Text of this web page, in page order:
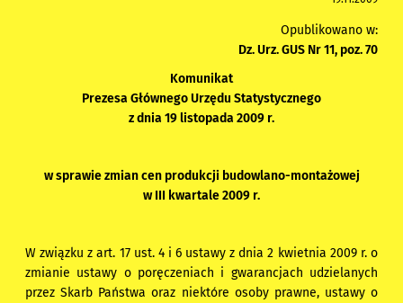
Opublikowano w:
Dz. Urz. GUS Nr 11, poz. 70
Komunikat
Prezesa Głównego Urzędu Statystycznego
z dnia 19 listopada 2009 r.
w sprawie zmian cen produkcji budowlano-montażowej
w III kwartale 2009 r.
W związku z art. 17 ust. 4 i 6 ustawy z dnia 2 kwietnia 2009 r. o
zmianie ustawy o poręczeniach i gwarancjach udzielanych
przez Skarb Państwa oraz niektóre osoby prawne, ustawy o